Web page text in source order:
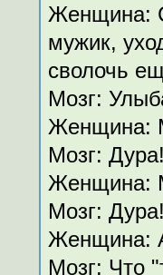
Женщина:
мужик,
сволочь
Мозг:
Женщина:
Мозг:
Женщина:
Мозг:
Женщина:
Мозг: Что